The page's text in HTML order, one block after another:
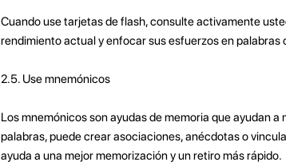
Cuando use tarjetas de flash, consulte activamente
rendimiento actual y enfocar sus esfuerzos en palabras
2.5. Use mnemónicos
Los mnemónicos son ayudas de memoria que ayudan
palabras, puede crear asociaciones, anécdotas o
ayuda a una mejor memorización y un retiro más rápido.